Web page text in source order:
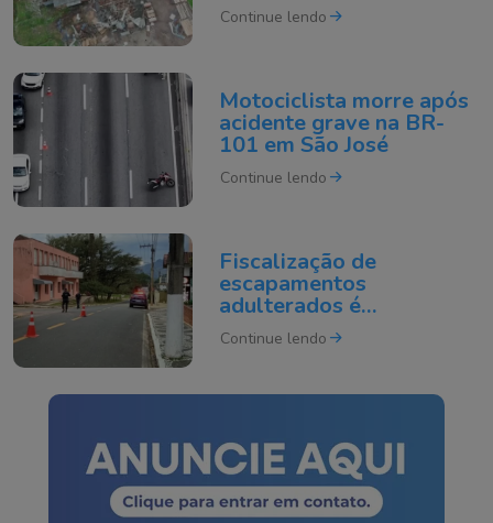
Continue lendo
Motociclista morre após
acidente grave na BR-
101 em São José
Continue lendo
Fiscalização de
escapamentos
adulterados é
intensificada em Tubarão
Continue lendo